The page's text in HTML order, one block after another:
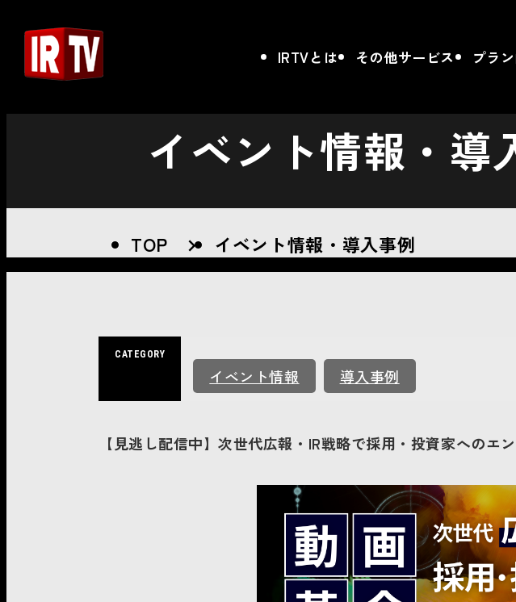
IRTVとは その他サービス プラ
イベント情報・導
TOP イベント情報・導入事例
CATEGORY
イベント情報 導入事例
【見逃し配信中】次世代広報・IR戦略で採用・投資家へのエ